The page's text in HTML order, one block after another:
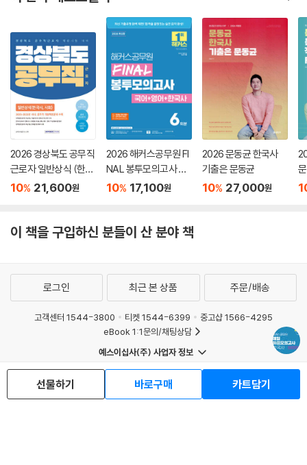
2026 경상북도 공무직
근로자 일반상식 (한국
사,사회)
10% 21,600원
2026 해커스공무원 FI
NAL 봉투모의고사 국
어+영어+한국사 6회
10% 17,100원
2026 문동균 한국사
기출은 문동균
10% 27,000원
이 책을 구입하신 분들이 산 분야 책
선물하기 바로구매 카트담기
로그인 최근 본 상품 주문/배송
고객센터 1544-3800 티켓 1544-6399
중고샵 1566-4295
eBook 1:1문의/채팅상담
예스이십사(주) 사업자 정보
이용약관
개인정보처리방침
청소년보호정책
회사소개
거래처관계자께
도서홍보
광고